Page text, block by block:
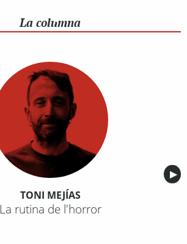
La columna
▶︎
TONI MEJÍAS
La rutina de l'horror